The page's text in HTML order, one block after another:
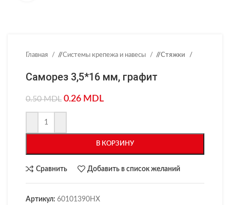
Главная / Системы крепежа и навесы / Стяжки
Саморез 3,5*16 мм, графит
0.50MDL 0.26 MDL
В КОРЗИНУ
Сравнить Добавить в список желаний
Артикул: 60101390HX